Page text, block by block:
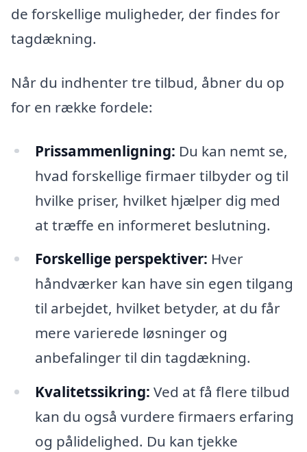
de forskellige muligheder, der findes for
tagdækning.
Når du indhenter tre tilbud, åbner du op
for en række fordele:
Prissammenligning: Du kan nemt se,
hvad forskellige firmaer tilbyder og til
hvilke priser, hvilket hjælper dig med
at træffe en informeret beslutning.
Forskellige perspektiver: Hver
håndværker kan have sin egen tilgang
til arbejdet, hvilket betyder, at du får
mere varierede løsninger og
anbefalinger til din tagdækning.
Kvalitetssikring: Ved at få flere tilbud
kan du også vurdere firmaers erfaring
og pålidelighed. Du kan tjekke